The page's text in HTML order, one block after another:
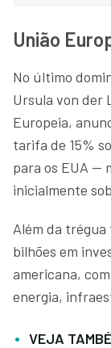
União
No último
Ursula von der
Europeia,
tarifa de 15%
para os EUA —
inicialmente
Além da
bilhões em
americana,
energia,
VEJA